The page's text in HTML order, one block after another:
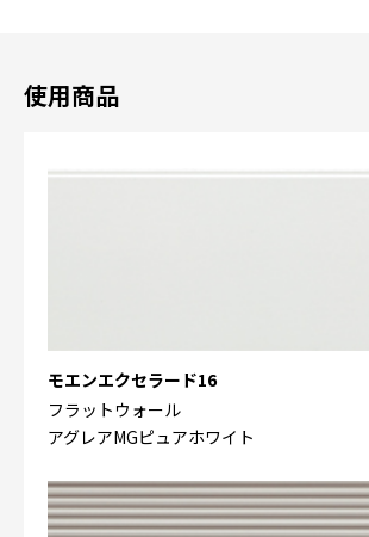
使用商品
モエンエクセラード16
フラットウォール
アグレアMGピュアホワイト